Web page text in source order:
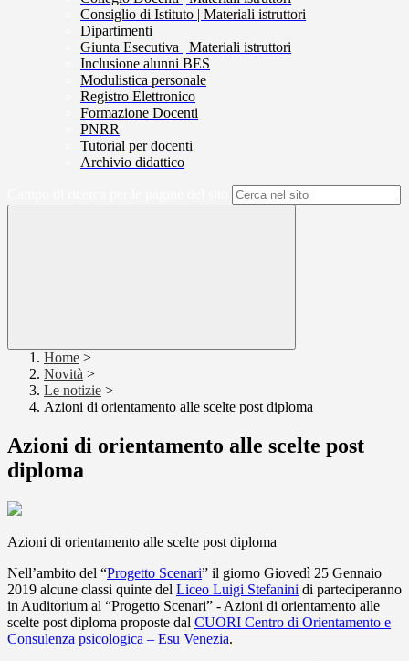
Consiglio di Istituto | Materiali istruttori
Dipartimenti
Giunta Esecutiva | Materiali istruttori
Inclusione alunni BES
Modulistica personale
Registro Elettronico
Formazione Docenti
PNRR
Tutorial per docenti
Archivio didattico
Home >
Novità >
Le notizie >
Azioni di orientamento alle scelte post diploma
Azioni di orientamento alle scelte post
diploma
Azioni di orientamento alle scelte post diploma
Nell’ambito del “Progetto Scenari” il giorno Giovedì 25 Gennaio
2019 alcune classi quinte del Liceo Luigi Stefanini di parteciperanno
in Auditorium al “Progetto Scenari” - Azioni di orientamento alle
scelte post diploma proposte dal CUORI Centro di Orientamento e
Consulenza psicologica – Esu Venezia.